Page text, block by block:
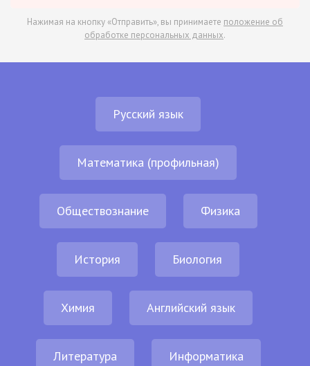
Нажимая на кнопку «Отправить», вы принимаете положение об
обработке персональных данных.
Русский язык
Математика (профильная)
Обществознание Физика
История Биология
Химия Английский язык
Литература Информатика